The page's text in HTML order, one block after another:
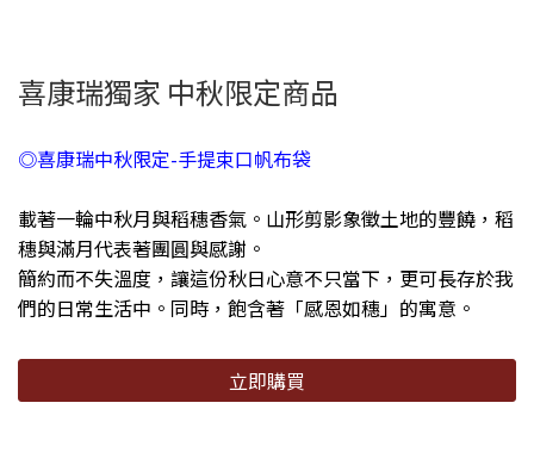
喜康瑞獨家 中秋限定商品
◎喜康瑞中秋限定-手提束口帆布袋
載著一輪中秋月與稻穗香氣。山形剪影象徵土地的豐饒，稻
穗與滿月代表著團圓與感謝。
簡約而不失溫度，讓這份秋日心意不只當下，更可長存於我
們的日常生活中。同時，飽含著「感恩如穗」的寓意。
立即購買